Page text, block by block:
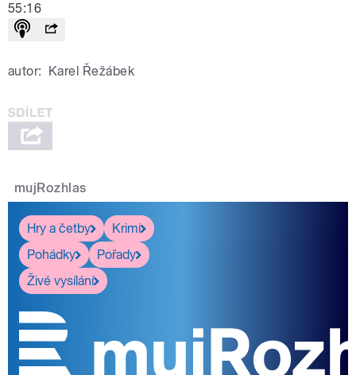
55:16
autor: Karel Řežábek
mujRozhlas
Hry a četby
Krimi
Pohádky
Pořady
Živé vysílání